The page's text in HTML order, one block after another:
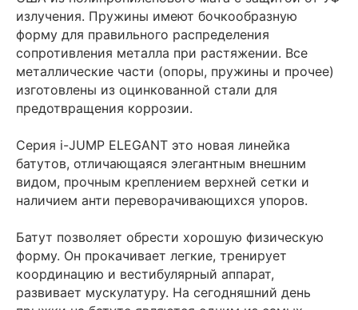
излучения. Пружины имеют бочкообразную
форму для правильного распределения
сопротивления металла при растяжении. Все
металлические части (опоры, пружины и прочее)
изготовлены из оцинкованной стали для
предотвращения коррозии.
Серия i-JUMP ELEGANT это новая линейка
батутов, отличающаяся элегантным внешним
видом, прочным креплением верхней сетки и
наличием анти переворачивающихся упоров.
Батут позволяет обрести хорошую физическую
форму. Он прокачивает легкие, тренирует
координацию и вестибулярный аппарат,
развивает мускулатуру. На сегодняшний день